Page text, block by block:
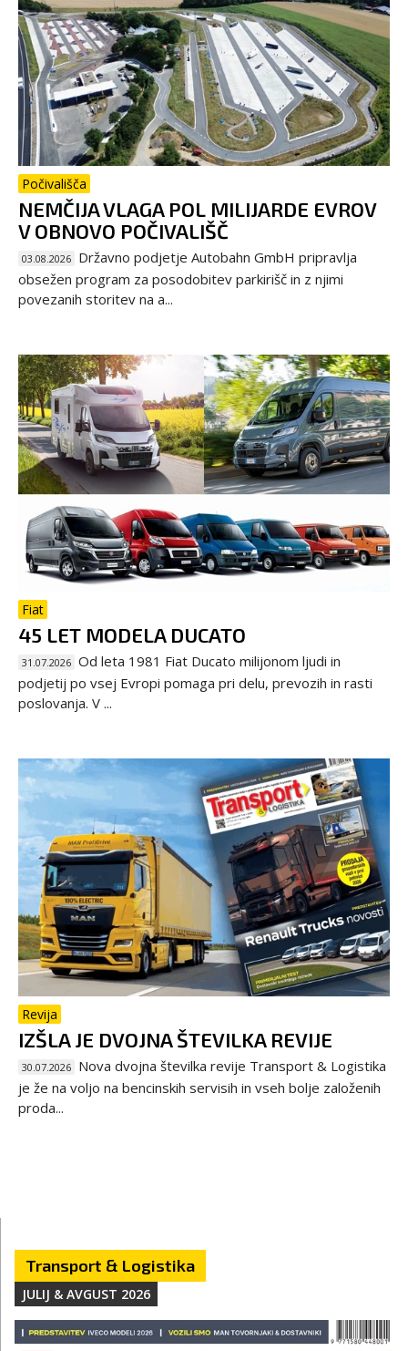
Počivališča
NEMČIJA VLAGA POL MILIJARDE EVROV
V OBNOVO POČIVALIŠČ
03.08.2026 Državno podjetje Autobahn GmbH pripravlja
obsežen program za posodobitev parkirišč in z njimi
povezanih storitev na a...
Fiat
45 LET MODELA DUCATO
31.07.2026 Od leta 1981 Fiat Ducato milijonom ljudi in
podjetij po vsej Evropi pomaga pri delu, prevozih in rasti
poslovanja. V ...
Revija
IZŠLA JE DVOJNA ŠTEVILKA REVIJE
30.07.2026 Nova dvojna številka revije Transport & Logistika
je že na voljo na bencinskih servisih in vseh bolje založenih
proda...
Transport & Logistika
JULIJ & AVGUST 2026